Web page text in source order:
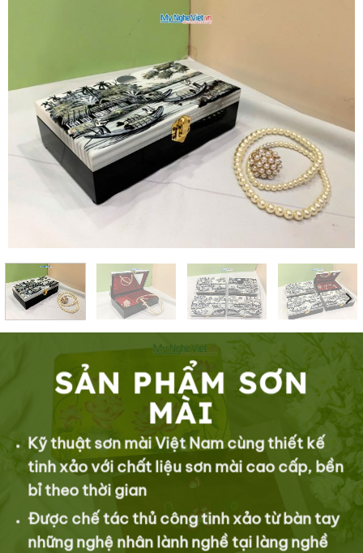
SẢN PHẨM SƠN
MÀI
Kỹ thuật sơn mài Việt Nam cùng thiết kế
tinh xảo với chất liệu sơn mài cao cấp, bền
bỉ theo thời gian
Được chế tác thủ công tinh xảo từ bàn tay
những nghệ nhân lành nghề tại làng nghề